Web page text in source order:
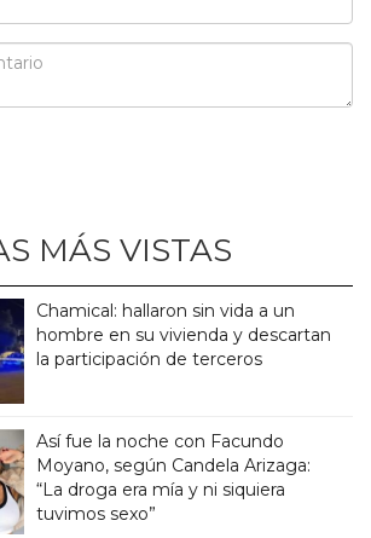
MÁS VISTAS
Chamical: hallaron sin vida a un
hombre en su vivienda y descartan
la participación de terceros
Así fue la noche con Facundo
Moyano, según Candela Arizaga:
“La droga era mía y ni siquiera
tuvimos sexo”